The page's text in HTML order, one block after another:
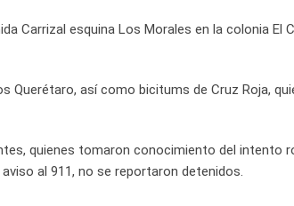
Carrizal esquina Los Morales en la colonia El
Querétaro, así como bicitums de Cruz Roja,
quienes tomaron conocimiento del intento
al 911, no se reportaron detenidos.